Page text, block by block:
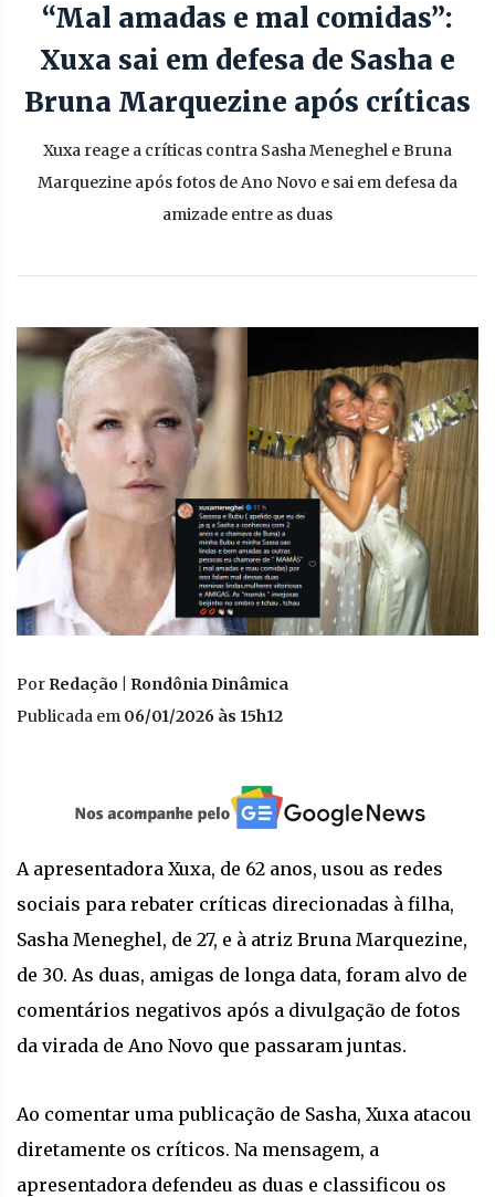
“Mal amadas e mal comidas”:
Xuxa sai em defesa de Sasha e
Bruna Marquezine após críticas
Xuxa reage a críticas contra Sasha Meneghel e Bruna
Marquezine após fotos de Ano Novo e sai em defesa da
amizade entre as duas
Por Redação | Rondônia Dinâmica
Publicada em 06/01/2026 às 15h12
A apresentadora Xuxa, de 62 anos, usou as redes
sociais para rebater críticas direcionadas à filha,
Sasha Meneghel, de 27, e à atriz Bruna Marquezine,
de 30. As duas, amigas de longa data, foram alvo de
comentários negativos após a divulgação de fotos
da virada de Ano Novo que passaram juntas.
Ao comentar uma publicação de Sasha, Xuxa atacou
diretamente os críticos. Na mensagem, a
apresentadora defendeu as duas e classificou os